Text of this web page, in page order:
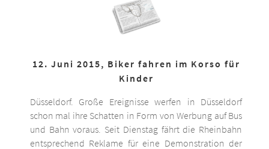
12. Juni 2015, Biker fahren im Korso für
Kinder
Düsseldorf. Große Ereignisse werfen in Düsseldorf
schon mal ihre Schatten in Form von Werbung auf Bus
und Bahn voraus. Seit Dienstag fährt die Rheinbahn
entsprechend Reklame für eine Demonstration der